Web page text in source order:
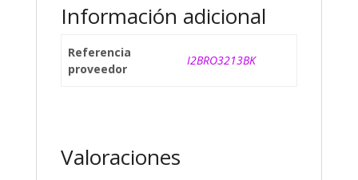
Información adicional
Referencia
proveedor
I2BRO3213BK
Valoraciones